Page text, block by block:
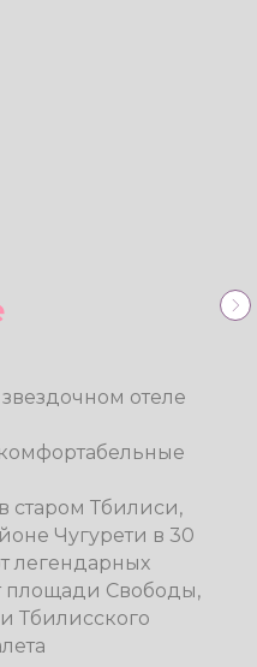
питание
вегетарианское
2025